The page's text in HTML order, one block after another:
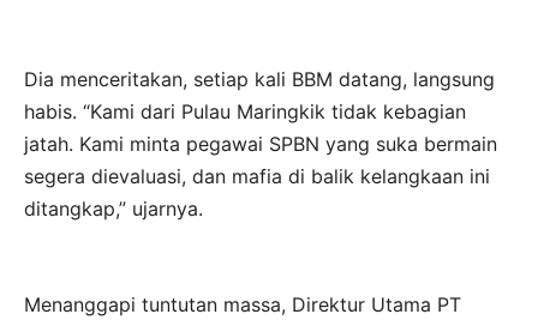
Dia menceritakan, setiap kali BBM datang, langsung
habis. “Kami dari Pulau Maringkik tidak kebagian
jatah. Kami minta pegawai SPBN yang suka bermain
segera dievaluasi, dan mafia di balik kelangkaan ini
ditangkap,” ujarnya.
Menanggapi tuntutan massa, Direktur Utama PT